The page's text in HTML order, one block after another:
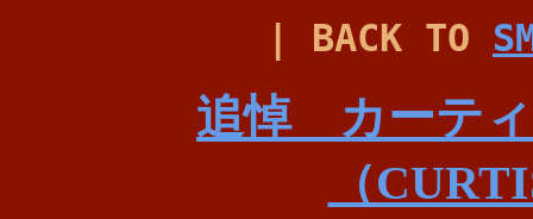
| BACK TO
追悼 カーティ
（